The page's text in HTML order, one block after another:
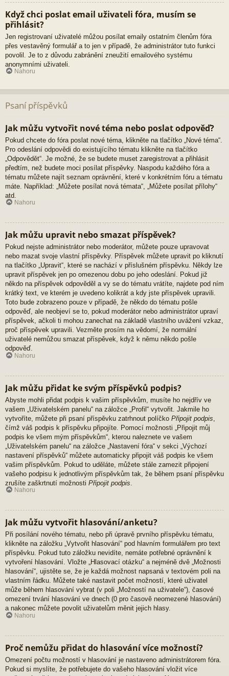
Když chci poslat email uživateli fóra, musím se
přihlásit?
Jen registrovaní uživatelé můžou posílat emaily ostatním členům fóra
přes vestavěný formulář a to jen v případě, že administrátor tuto funkci
povolil. Je to z důvodu zabránění zneužití emailového systému
anonymními uživateli.
Nahoru
Psaní příspěvků
Jak můžu vytvořit nové téma nebo poslat odpověď?
Pokud chcete do fóra poslat nové téma, klikněte na tlačítko „Nové téma“.
Pro odeslání odpovědi do existujícího tématu klikněte na tlačítko
„Odpovědět“. Je možné, že se budete muset zaregistrovat a přihlásit
předtím, než budete moci posílat příspěvky. Naspodu každého fóra a
tématu můžete najít seznam oprávnění, které v konkrétním fóru a tématu
máte. Například: „Můžete posílat nová témata“, „Můžete posílat přílohy“
atd.
Nahoru
Jak můžu upravit nebo smazat příspěvek?
Pokud nejste administrátor nebo moderátor, můžete pouze upravovat
nebo mazat svoje vlastní příspěvky. Příspěvek můžete upravit po kliknutí
na tlačítko „Upravit“, které se nachází v příslušném příspěvku. Někdy lze
upravit příspěvek jen po omezenou dobu po jeho odeslání. Pokud již
někdo na příspěvek odpověděl a vy se do tématu vrátíte, najdete pod ním
krátký text, ve kterém je uvedeno kolikrát a kdy jste příspěvek upravili.
Toto bude zobrazeno pouze v případě, že někdo do tématu pošle
odpověď, ale neobjeví se to, pokud moderátor nebo administrátor upraví
příspěvek, ačkoli ti mohou zanechat na základě vlastního uvážení vzkaz,
proč příspěvek upravili. Vezměte prosím na vědomí, že normální
uživatelé nemůžou smazat příspěvek, když k němu někdo pošle
odpověď.
Nahoru
Jak můžu přidat ke svým příspěvků podpis?
Abyste mohli přidat podpis k vašim příspěvkům, musíte ho nejdřív ve
vašem „Uživatelském panelu“ na záložce „Profil“ vytvořit. Jakmile ho
vytvoříte, můžete při psaní příspěvku zatrhnout políčko Připojit podpis
čímž váš podpis k příspěvku připojíte. Pomocí možnosti „Připojit můj
podpis ke všem mým příspěvkům“, kterou naleznete ve vašem
„Uživatelském panelu“ na záložce „Nastavení fóra“ v sekci „Výchozí
nastavení příspěvků“ můžete automaticky připojit váš podpis ke všem
vašim příspěvkům. Pokud to uděláte, můžete stále zamezit připojení
vašeho podpisu k jednotlivým příspěvkům tak, že během psaní příspěvku
zrušíte zaškrtnutí možnosti Připojit podpis
Nahoru
Jak můžu vytvořit hlasování/anketu?
Při posílání nového tématu, nebo při úpravě prvního příspěvku tématu,
klikněte na záložku „Vytvořit hlasování“ pod hlavním formulářem pro text
příspěvku. Pokud tuto záložku nevidíte, nemáte potřebné oprávnění k
vytvoření hlasování. Vložte „Hlasovací otázku“ a nejméně dvě „Možnosti
hlasování“, ujistěte se, že je každá možnost napsaná v textovém poli na
vlastním řádku. Můžete také nastavit počet možností, které uživatel
může během hlasování vybrat (v poli „Možností na uživatele“), časové
omezení trvání hlasování ve dnech (0 pro časově neomezené hlasování)
a nakonec můžete povolit uživatelům měnit jejich hlasy.
Nahoru
Proč nemůžu přidat do hlasování více možností?
Omezení počtu možností v hlasování je nastaveno administrátorem fóra.
Pokud si myslíte, že potřebujete do vašeho hlasování vložit více